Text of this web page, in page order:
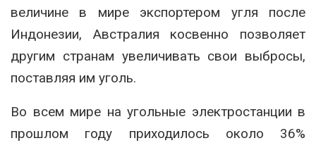
величине в мире экспортером угля после
Индонезии, Австралия косвенно позволяет
другим странам увеличивать свои выбросы,
поставляя им уголь.
Во всем мире на угольные электростанции в
прошлом году приходилось около 36%